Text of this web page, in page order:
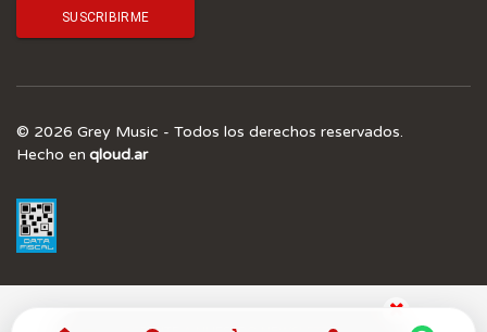
© 2026 Grey Music - Todos los derechos reservados.
Hecho en qloud.ar